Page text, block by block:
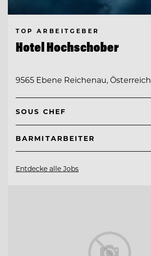
TOP ARBEITGEBER
Hotel Hochschober
9565 Ebene Reichenau, Österreich
SOUS CHEF
BARMITARBEITER
Entdecke alle Jobs